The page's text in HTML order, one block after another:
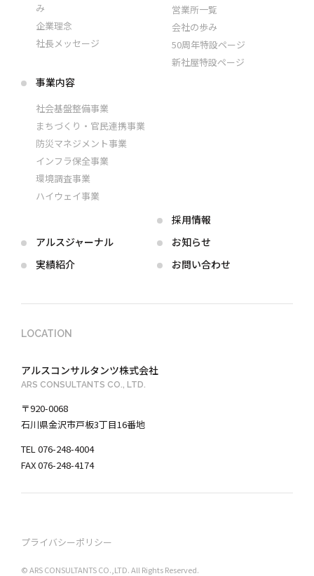
み
企業理念
社長メッセージ
営業所一覧
会社の歩み
50周年特設ページ
新社屋特設ページ
事業内容
社会基盤整備事業
まちづくり・官民連携事業
防災マネジメント事業
インフラ保全事業
環境調査事業
ハイウェイ事業
アルスジャーナル
実績紹介
採用情報
お知らせ
お問い合わせ
LOCATION
アルスコンサルタンツ株式会社
ARS CONSULTANTS CO., LTD.
〒920-0068
石川県金沢市戸板3丁目16番地
TEL 076-248-4004
FAX 076-248-4174
プライバシーポリシー
©︎ ARS CONSULTANTS CO.,LTD. All Rights Reserved.